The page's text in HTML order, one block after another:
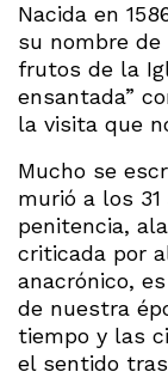
Nacida en
su nombre
frutos de la
ensantada”
la visita que
Mucho se
murió a los
penitencia,
criticada por
anacrónico,
de nuestra
tiempo y las
el sentido